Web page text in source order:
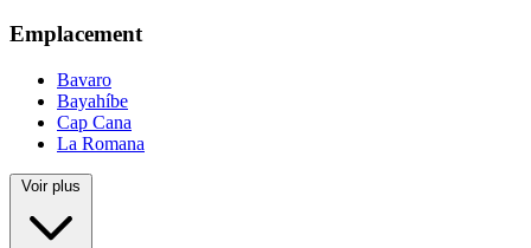
Emplacement
Bavaro
Bayahíbe
Cap Cana
La Romana
Voir plus